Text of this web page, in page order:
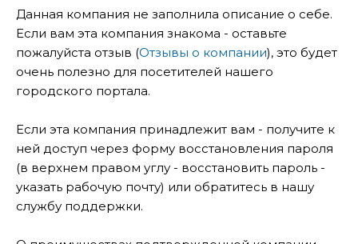
Данная компания не заполнила описание о себе.
Если вам эта компания знакома - оставьте
пожалуйста отзыв (Отзывы о компании), это будет
очень полезно для посетителей нашего
городского портала.
Если эта компания принадлежит вам - получите к
ней доступ через форму восстановления пароля
(в верхнем правом углу - восстановить пароль -
указать рабочую почту) или обратитесь в нашу
службу поддержки.